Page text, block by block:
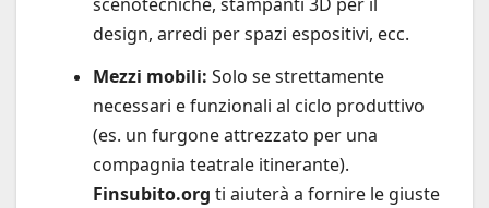
design, arredi per spazi espositivi, ecc.
Mezzi mobili: Solo se strettamente
necessari e funzionali al ciclo produttivo
(es. un furgone attrezzato per una
compagnia teatrale itinerante).
Finsubito.org ti aiuterà a fornire le giuste